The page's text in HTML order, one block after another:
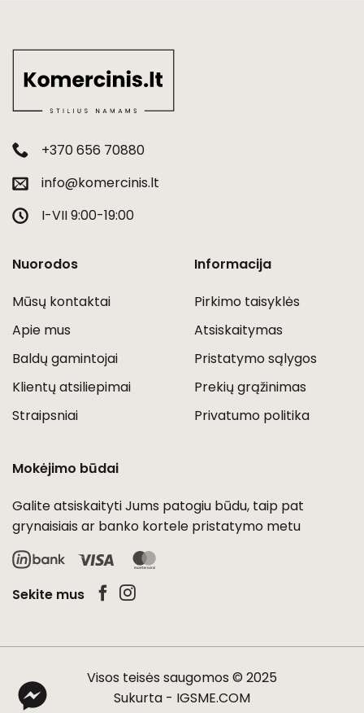
+370 656 70880
info@komercinis.lt
I-VII 9:00-19:00
Nuorodos
Mūsų kontaktai
Apie mus
Baldų gamintojai
Klientų atsiliepimai
Straipsniai
Informacija
Pirkimo taisyklės
Atsiskaitymas
Pristatymo sąlygos
Prekių grąžinimas
Privatumo politika
Mokėjimo būdai
Galite atsiskaityti Jums patogiu būdu, taip pat
grynaisiais ar banko kortele pristatymo metu
Visa
Sekite mus
Visos teisės saugomos © 2025
Sukurta - IGSME.COM